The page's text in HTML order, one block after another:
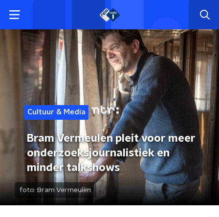
Cultuur & Media
Bram Vermeulen pleit voor meer
onderzoeksjournalistiek en
minder talkshows
foto: Bram Vermeulen